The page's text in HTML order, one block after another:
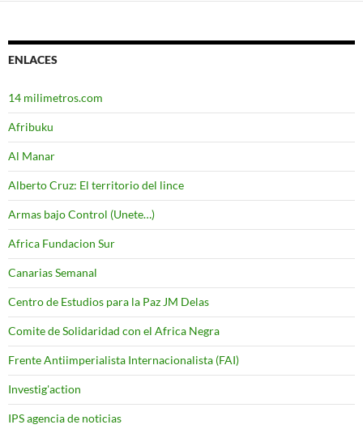
ENLACES
14 milimetros.com
Afribuku
Al Manar
Alberto Cruz: El territorio del lince
Armas bajo Control (Unete…)
Africa Fundacion Sur
Canarias Semanal
Centro de Estudios para la Paz JM Delas
Comite de Solidaridad con el Africa Negra
Frente Antiimperialista Internacionalista (FAI)
Investig'action
IPS agencia de noticias